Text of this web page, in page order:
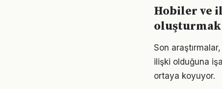
Hobiler ve
oluşturmak
Son
ilişki olduğuna
ortaya koyuyor.